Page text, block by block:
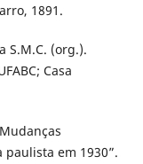
1891.
S.M.C. (org.).
Casa
em 1930”.